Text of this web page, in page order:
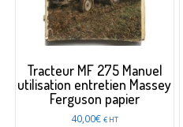
Tracteur MF 275 Manuel
utilisation entretien Massey
Ferguson papier
40,00€ € HT